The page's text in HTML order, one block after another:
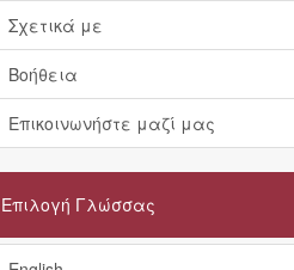
Σχετικά με
Βοήθεια
Επικοινωνήστε μαζί μας
Επιλογή Γλώσσας